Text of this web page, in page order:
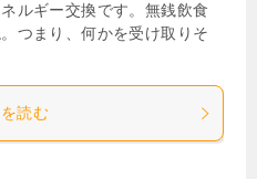
ルギー交換です。無銭飲食
つまり、何かを受け取りそ
読む